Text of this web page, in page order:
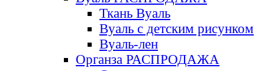
Ткань Вуаль
Вуаль с детским рисунком
Вуаль-лен
Органза РАСПРОДАЖА